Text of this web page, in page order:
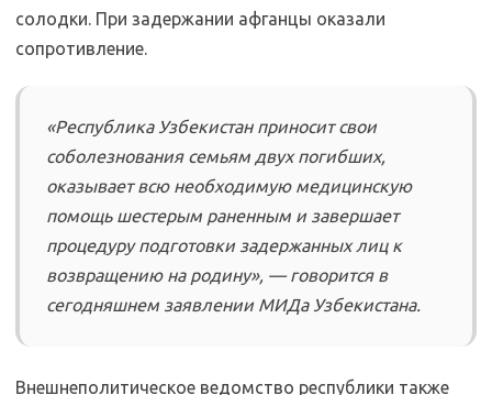
солодки. При задержании афганцы оказали
сопротивление.
«Республика Узбекистан приносит свои
соболезнования семьям двух погибших,
оказывает всю необходимую медицинскую
помощь шестерым раненным и завершает
процедуру подготовки задержанных лиц к
возвращению на родину», — говорится в
сегодняшнем заявлении МИДа Узбекистана.
Внешнеполитическое ведомство республики также